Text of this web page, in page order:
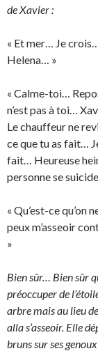
de Xavier :
« Et mer… Je
Helena… »
« Calme-toi…
n’est pas à toi…
Le chauffeur ne
ce que tu as fait…
fait… Heureuse
personne se
« Qu’est-ce qu’on
peux m’asseoir
»
Bien sûr… Bien sûr
préoccuper de
arbre mais au lieu
alla s’asseoir. Elle
bruns sur ses